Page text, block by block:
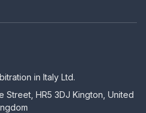
in Italy Ltd.
Street, HR5 3DJ Kington, United